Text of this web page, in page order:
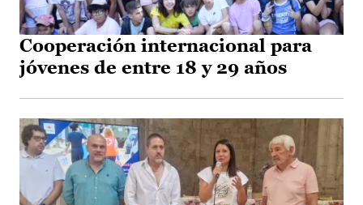
Cooperación internacional para
jóvenes de entre 18 y 29 años